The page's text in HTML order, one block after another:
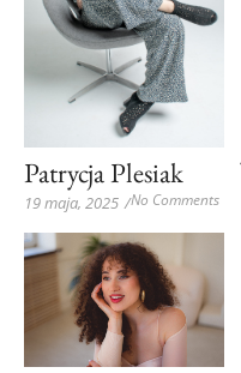
Patrycja Plesiak
19 maja, 2025 /No Comments